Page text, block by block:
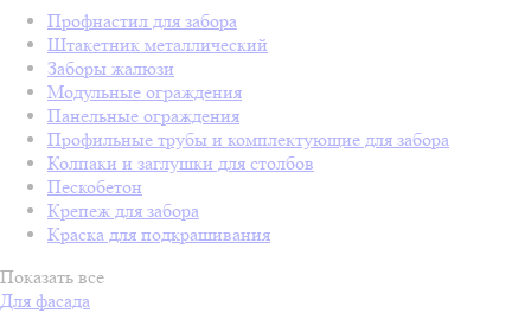
Профнастил для забора
Штакетник металлический
Заборы жалюзи
Модульные ограждения
Панельные ограждения
Профильные трубы и комплектующие для забора
Колпаки и заглушки для столбов
Пескобетон
Крепеж для забора
Краска для подкрашивания
Показать все
Для фасада